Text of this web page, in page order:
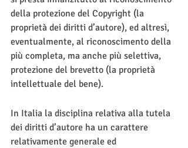
della protezione del Copyright (la
proprietà dei diritti d’autore), ed altresì,
eventualmente, al riconoscimento della
più completa, ma anche più selettiva,
protezione del brevetto (la proprietà
intellettuale del bene).
In Italia la disciplina relativa alla tutela
dei diritti d’autore ha un carattere
relativamente generale ed